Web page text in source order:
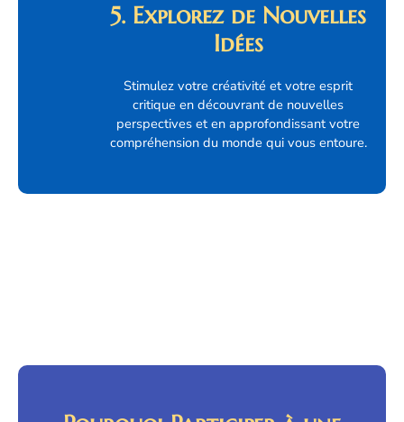
5. Explorez de Nouvelles
Idées
Stimulez votre créativité et votre esprit
critique en découvrant de nouvelles
perspectives et en approfondissant votre
compréhension du monde qui vous entoure.